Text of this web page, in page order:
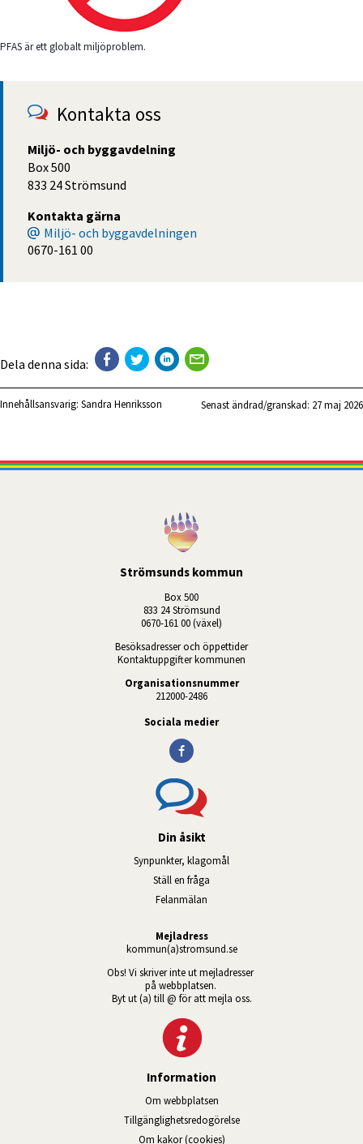
PFAS är ett globalt miljöproblem.
Kontakta oss
Miljö- och byggavdelning
Box 500
833 24 Strömsund
Kontakta gärna
Miljö- och byggavdelningen
0670-161 00
Dela denna sida:
Innehållsansvarig: Sandra Henriksson Senast ändrad/granskad: 27 maj 2026
Strömsunds kommun
Box 500
833 24 Strömsund
0670-161 00 (växel)
Besöksadresser och öppettider
Kontaktuppgifter kommunen
Organisationsnummer
212000-2486
Sociala medier
Din åsikt
Synpunkter, klagomål
Ställ en fråga
Felanmälan
Mejladress
kommun(a)stromsund.se
Obs! Vi skriver inte ut mejladresser
på webbplatsen.
Byt ut (a) till @ för att mejla oss.
Information
Om webbplatsen
Tillgänglig­hets­redo­görelse
Om kakor (cookies)